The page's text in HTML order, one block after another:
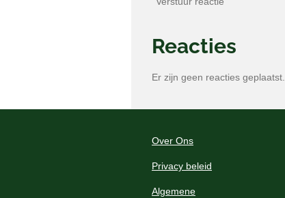
Reacties
Er zijn geen reacties geplaatst.
Over Ons
Privacy beleid
Algemene